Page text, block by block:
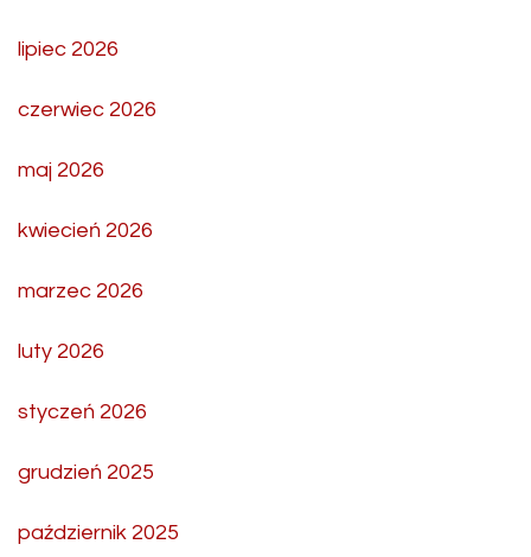
lipiec 2026
czerwiec 2026
maj 2026
kwiecień 2026
marzec 2026
luty 2026
styczeń 2026
grudzień 2025
październik 2025